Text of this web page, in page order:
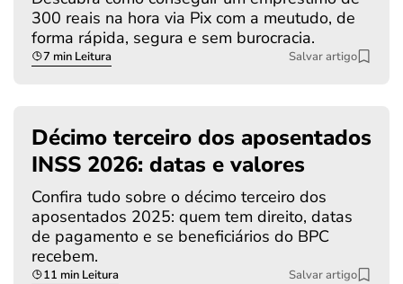
300 reais na hora via Pix com a meutudo, de
forma rápida, segura e sem burocracia.
7 min Leitura Salvar artigo
Décimo terceiro dos aposentados
INSS 2026: datas e valores
Confira tudo sobre o décimo terceiro dos
aposentados 2025: quem tem direito, datas
de pagamento e se beneficiários do BPC
recebem.
11 min Leitura Salvar artigo